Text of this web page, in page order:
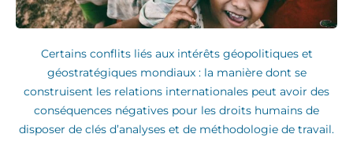
Certains conflits liés aux intérêts géopolitiques et
géostratégiques mondiaux : la manière dont se
construisent les relations internationales peut avoir des
conséquences négatives pour les droits humains de
disposer de clés d’analyses et de méthodologie de travail.